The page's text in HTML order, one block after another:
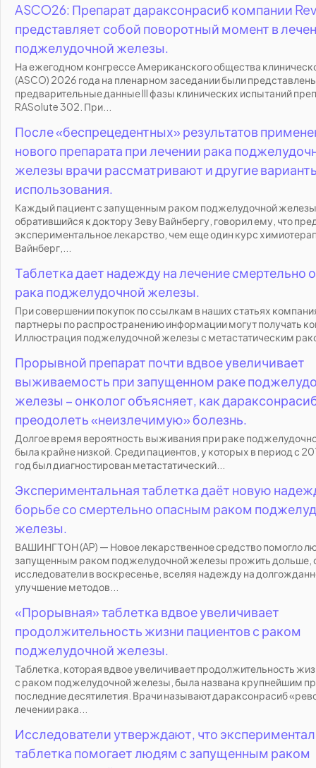
ASCO26: Препарат дараксонрасиб компании
представляет собой поворотный момент в
поджелудочной железы.
На ежегодном конгрессе Американского общества
(ASCO) 2026 года на пленарном заседании были
предварительные данные III фазы клинических испытаний
RASolute 302. При...
После «беспрецедентных» результатов
нового препарата при лечении рака
железы врачи рассматривают и другие
использования.
Каждый пациент с запущенным раком поджелудочной
обратившийся к доктору Зеву Вайнбергу, говорил ему, что
экспериментальное лекарство, чем еще один курс
Вайнберг,...
Таблетка дает надежду на лечение смертельно
рака поджелудочной железы.
При совершении покупок по ссылкам в наших статьях
партнеры по распространению информации могут получать
Иллюстрация поджелудочной железы с метастатическим
Прорывной препарат почти вдвое увеличивает
выживаемость при запущенном раке
железы – онколог объясняет, как
преодолеть «неизлечимую» болезнь.
Долгое время вероятность выживания при раке
была крайне низкой. Среди пациентов, у которых в период с
год был диагностирован метастатический...
Экспериментальная таблетка даёт новую
борьбе со смертельно опасным раком
железы.
ВАШИНГТОН (AP) — Новое лекарственное средство помогло
запущенным раком поджелудочной железы прожить дольше,
исследователи в воскресенье, вселяя надежду на
улучшение методов...
«Прорывная» таблетка вдвое увеличивает
продолжительность жизни пациентов с раком
поджелудочной железы.
Таблетка, которая вдвое увеличивает продолжительность
с раком поджелудочной железы, была названа крупнейшим
последние десятилетия. Врачи называют дараксонрасиб
лечении рака...
Исследователи утверждают, что
таблетка помогает людям с запущенным раком